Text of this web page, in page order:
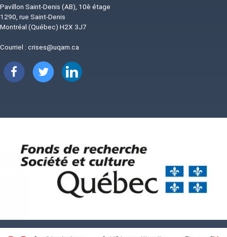
Pavillon Saint-Denis (AB), 10è étage
1290, rue Saint-Denis
Montréal (Québec) H2X 3J7
Courriel : crises@uqam.ca
Image Image Image